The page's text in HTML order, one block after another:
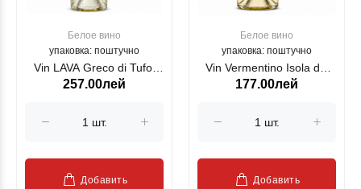
Белое вино
упаковка: поштучно
Vin LAVA Greco di Tufo,
alb, 750 ml
257.00лей
Добавить
Белое вино
упаковка: поштучно
Vin Vermentino Isola dei
Nuraghi RIPORTA, alb,
177.00лей
Добавить